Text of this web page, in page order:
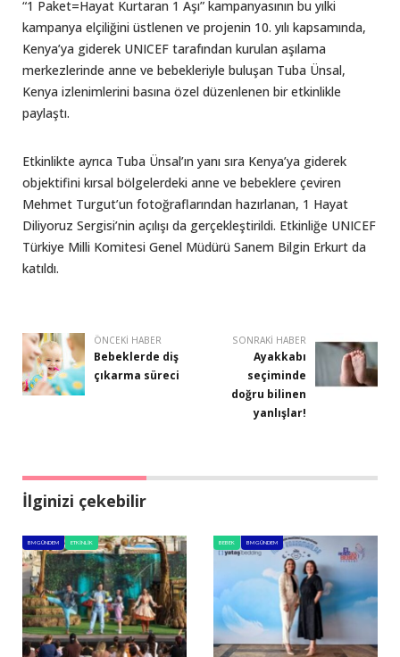
“1 Paket=Hayat Kurtaran 1 Aşı” kampanyasının bu yılki
kampanya elçiliğini üstlenen ve projenin 10. yılı kapsamında,
Kenya’ya giderek UNICEF tarafından kurulan aşılama
merkezlerinde anne ve bebekleriyle buluşan Tuba Ünsal,
Kenya izlenimlerini basına özel düzenlenen bir etkinlikle
paylaştı.
Etkinlikte ayrıca Tuba Ünsal’ın yanı sıra Kenya’ya giderek
objektifini kırsal bölgelerdeki anne ve bebeklere çeviren
Mehmet Turgut’un fotoğraflarından hazırlanan, 1 Hayat
Diliyoruz Sergisi’nin açılışı da gerçekleştirildi. Etkinliğe UNICEF
Türkiye Milli Komitesi Genel Müdürü Sanem Bilgin Erkurt da
katıldı.
ÖNCEKI HABER
Bebeklerde diş
çıkarma süreci
SONRAKI HABER
Ayakkabı
seçiminde
doğru bilinen
yanlışlar!
İlginizi çekebilir
BM GÜNDEM ETKINLIK BEBEK BM GÜNDEM